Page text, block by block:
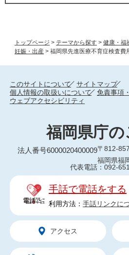
トップページ > テーマから探す > 健康・福
妊娠・出産 > 福岡県先進医療不育症検査費
このサイトについて
サイトマップ
個人情報の取扱いについて
免責事項
ウェブアクセシビリティ
福岡県庁の
法人番号6000020400009〒812-
福岡県福
代表電話：092-
手話で電話をする
利用方法： 手話リンクに
アクセス